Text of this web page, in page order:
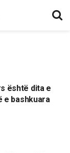
është dita e
e bashkuara